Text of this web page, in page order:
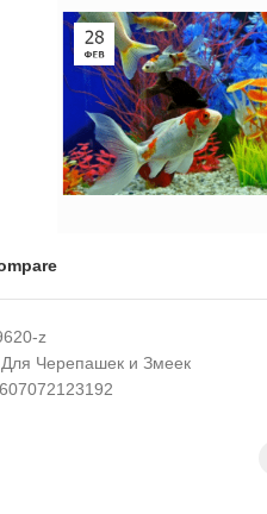
z
Для Черепашек и Змеек